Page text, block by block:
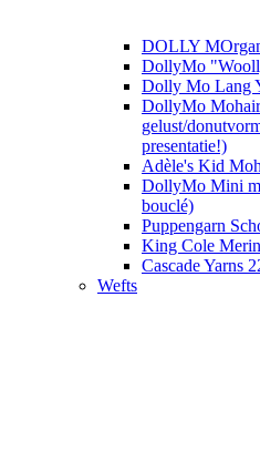
DOLLY
DollyMo
Dolly Mo Lang
DollyMo
gelust/
presentatie!)
Adèle's Kid
DollyMo Mini
bouclé)
Puppengarn
King Cole
Cascade Yarns
Wefts